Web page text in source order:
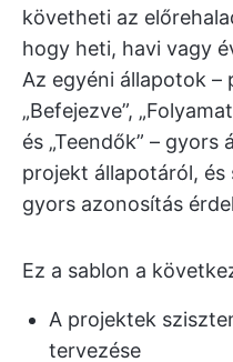
követheti az
hogy heti, havi vagy
Az egyéni állapotok –
„Befejezve”,
és „Teendők” –
projekt állapotáról, és
gyors azonosítás
Ez a sablon a
A projektek
tervezése